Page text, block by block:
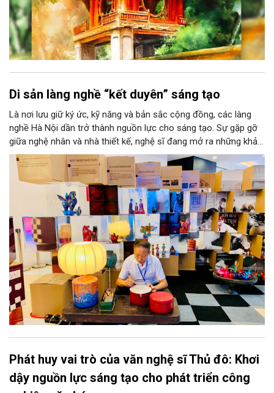
Di sản làng nghề “kết duyên” sáng tạo
Là nơi lưu giữ ký ức, kỹ năng và bản sắc cộng đồng, các làng
nghề Hà Nội dần trở thành nguồn lực cho sáng tạo. Sự gặp gỡ
giữa nghệ nhân và nhà thiết kế, nghệ sĩ đang mở ra những khả
năng phát triển mới cho thủ công đương đại trên nền tảng di
sản. Từ những cuộc “kết duyên” đầy cảm hứng ấy, Hà Nội đang
khơi thông mạch ngầm của hệ sinh thái thủ công, biến vốn cổ
thành động lực bền vững cho tương lai.
Phát huy vai trò của văn nghệ sĩ Thủ đô: Khơi
dậy nguồn lực sáng tạo cho phát triển công